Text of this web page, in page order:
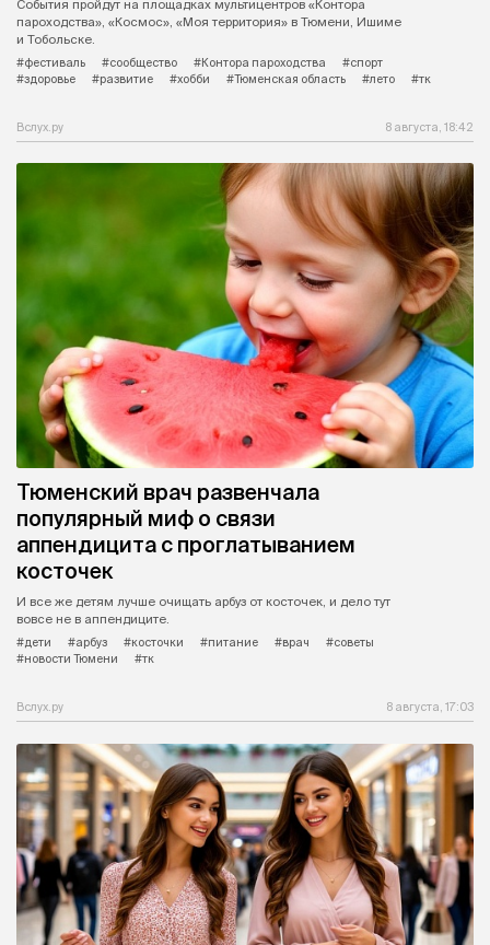
События пройдут на площадках мультицентров «Контора
пароходства», «Космос», «Моя территория» в Тюмени, Ишиме
и Тобольске.
#фестиваль
#сообщество #Контора пароходства
#спорт
#здоровье
#развитие #хобби #Тюменская область #лето #тк
Вслух.ру 8 августа, 18:42
Тюменский врач развенчала
популярный миф о связи
аппендицита с проглатыванием
косточек
И все же детям лучше очищать арбуз от косточек, и дело тут
вовсе не в аппендиците.
#дети
#арбуз #косточки #питание #врач
#советы
#новости Тюмени
#тк
Вслух.ру 8 августа, 17:03